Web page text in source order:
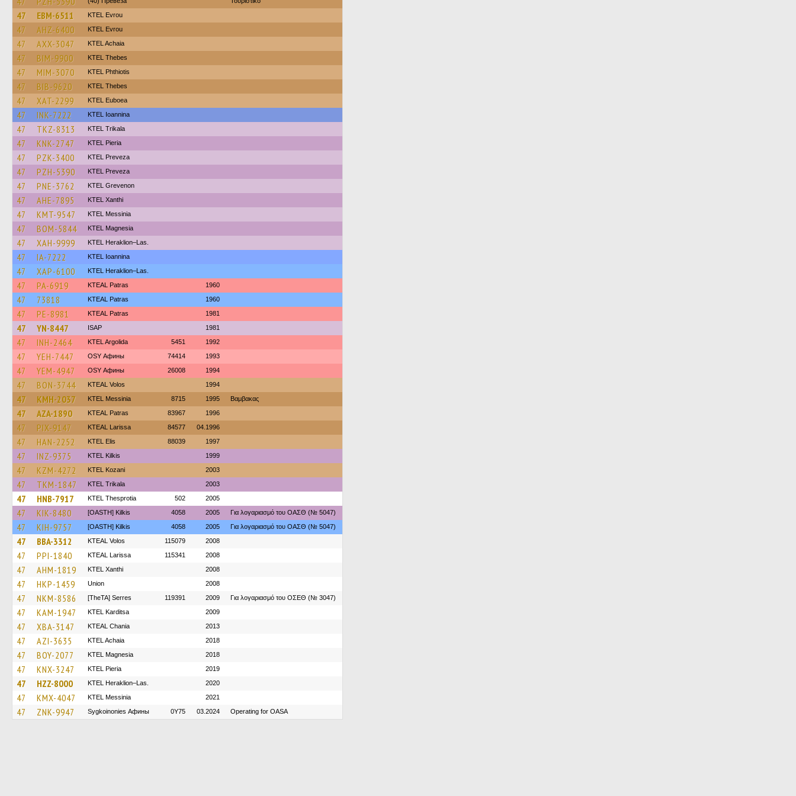
47 EBM-6511 KTEL Evrou
47 AHZ-6400 KTEL Evrou
47 AXX-3047 KTEL Achaia
47 BIM-9900 KTEL Thebes
47 MIM-3070 ΚΤΕL Phthiotis
47 BIB-9620 KTEL Thebes
47 XAT-2299 ΚΤΕL Euboea
47 INK-7222 KTEL Ioannina
47 TKZ-8313 ΚΤΕL Τrikala
47 KNK-2747 KTEL Pieria
47 PZK-3400 KTEL Preveza
47 PZH-5390 KTEL Preveza
47 PNE-3762 ΚΤΕL Grevenon
47 AHE-7895 KTEL Xanthi
47 KMT-9547 KTEL Messinia
47 BOM-5844 ΚΤΕL Magnesia
47 XAH-9999 KTEL Heraklion–Las.
47 IA-7222 KTEL Ioannina
47 XAP-6100 KTEL Heraklion–Las.
47 PA-6919 KTEAL Patras 1960
47 73818 KTEAL Patras 1960
47 PE-8981 KTEAL Patras 1981
47 YN-8447 ISAP 1981
47 INH-2464 KTEL Argolida 5451 1992
47 YEH-7447 OSY Афины 74414 1993
47 YEM-4947 OSY Афины 26008 1994
47 BON-3744 KTEAL Volos 1994
47 KMH-2037 KTEL Messinia 8715 1995 Βαμβακας
47 AZA-1890 KTEAL Patras 83967 1996
47 PIX-9147 KTEAL Larissa 84577 04.1996
47 HAN-2252 KTEL Elis 88039 1997
47 INZ-9375 KTEL Kilkis 1999
47 KZM-4272 ΚΤΕL Kozani 2003
47 TKM-1847 ΚΤΕL Τrikala 2003
47 HNB-7917 KTEL Thesprotia 502 2005
47 KIK-8480 [OASTH] Kilkis 4058 2005 Για λογαριασμό του ΟΑΣΘ (№ 5047)
47 KIH-9757 [OASTH] Kilkis 4058 2005 Για λογαριασμό του ΟΑΣΘ (№ 5047)
47 BBA-3312 KTEAL Volos 115079 2008
47 PPI-1840 KTEAL Larissa 115341 2008
47 AHM-1819 KTEL Xanthi 2008
47 HKP-1459 Union 2008
47 NKM-8586 [TheTA] Serres 119391 2009 Για λογαριασμό του ΟΣΕΘ (№ 3047)
47 KAM-1947 ΚΤΕL Karditsa 2009
47 XBA-3147 KTEAL Chania 2013
47 AZI-3635 KTEL Achaia 2018
47 BOY-2077 ΚΤΕL Magnesia 2018
47 KNX-3247 KTEL Pieria 2019
47 HZZ-8000 KTEL Heraklion–Las. 2020
47 KMX-4047 KTEL Messinia 2021
47 ZNK-9947 Sygkoinonies Афины 0Y75 03.2024 Operating for OASA